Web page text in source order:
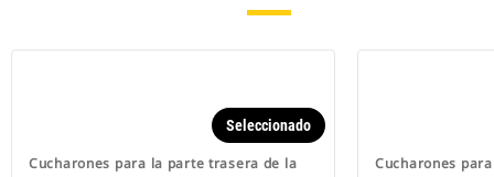
Cucharones para la parte trasera de la
Seleccionado
Cucharones